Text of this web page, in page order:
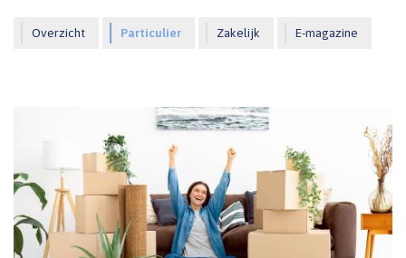
Overzicht Particulier Zakelijk E-magazine